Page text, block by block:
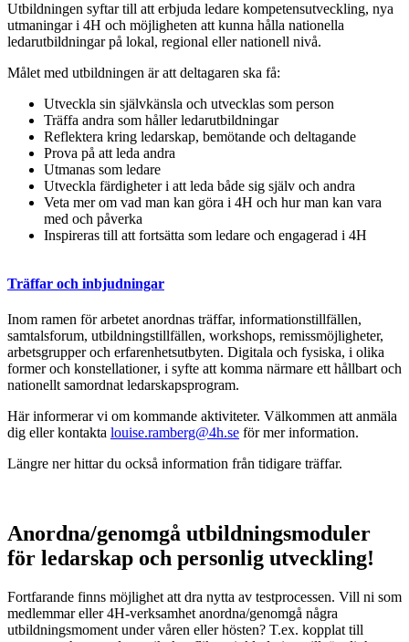
Utbildningen syftar till att erbjuda ledare kompetensutveckling, nya
utmaningar i 4H och möjligheten att kunna hålla nationella
ledarutbildningar på lokal, regional eller nationell nivå.
Målet med utbildningen är att deltagaren ska få:
Utveckla sin självkänsla och utvecklas som person
Träffa andra som håller ledarutbildningar
Reflektera kring ledarskap, bemötande och deltagande
Prova på att leda andra
Utmanas som ledare
Utveckla färdigheter i att leda både sig själv och andra
Veta mer om vad man kan göra i 4H och hur man kan vara
med och påverka
Inspireras till att fortsätta som ledare och engagerad i 4H
Träffar och inbjudningar
Inom ramen för arbetet anordnas träffar, informationstillfällen,
samtalsforum, utbildningstillfällen, workshops, remissmöjligheter,
arbetsgrupper och erfarenhetsutbyten. Digitala och fysiska, i olika
former och konstellationer, i syfte att komma närmare ett hållbart och
nationellt samordnat ledarskapsprogram.
Här informerar vi om kommande aktiviteter. Välkommen att anmäla
dig eller kontakta louise.ramberg@4h.se för mer information.
Längre ner hittar du också information från tidigare träffar.
Anordna/genomgå utbildningsmoduler
för ledarskap och personlig utveckling!
Fortfarande finns möjlighet att dra nytta av testprocessen. Vill ni som
medlemmar eller 4H-verksamhet anordna/genomgå några
utbildningsmoment under våren eller hösten? T.ex. kopplat till